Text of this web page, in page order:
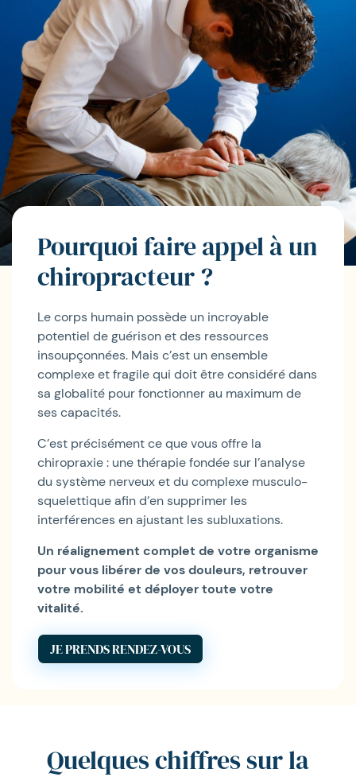
Pourquoi faire appel à un
chiropracteur ?
Le corps humain possède un incroyable
potentiel de guérison et des ressources
insoupçonnées. Mais c’est un ensemble
complexe et fragile qui doit être considéré dans
sa globalité pour fonctionner au maximum de
ses capacités.
C’est précisément ce que vous offre la
chiropraxie : une thérapie fondée sur l’analyse
du système nerveux et du complexe musculo-
squelettique afin d’en supprimer les
interférences en ajustant les subluxations.
Un réalignement complet de votre organisme
pour vous libérer de vos douleurs, retrouver
votre mobilité et déployer toute votre
vitalité.
JE PRENDS RENDEZ-VOUS
Quelques chiffres sur la